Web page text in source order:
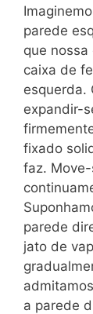
parede
que
caixa de
esquerda.
expandir-
fixado
faz.
parede
jato de
a parede